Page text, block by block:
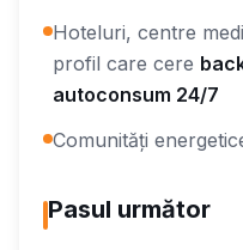
Hoteluri, centre
profil care cere
autoconsum 24/7
Comunități
Pasul următor